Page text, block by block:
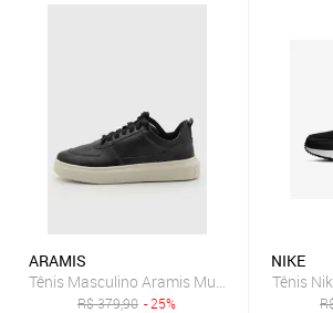
ARAMIS
Tênis Masculino Aramis Multi Avenue Preto
R$379,90 - 25%
NIKE
Tênis